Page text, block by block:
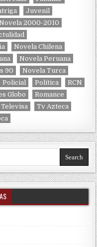
Juvenil
2000-2010
Novela Chilena
Novela Peruana
90
Novela Turca
Policial Política
RCN
Globo
Romance
Televisa
Tv Azteca